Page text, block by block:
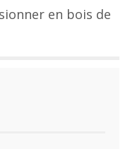
en bois de